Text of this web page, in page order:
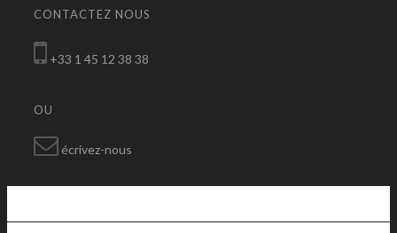
CONTACTEZ NOUS
+33 1 45 12 38 38
OU
écrivez-nous